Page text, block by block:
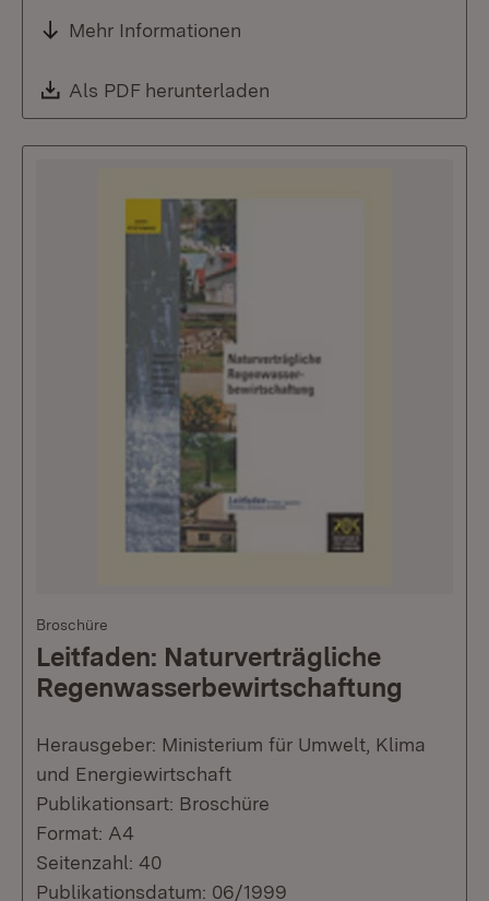
Mehr Informationen
Download:
Als PDF herunterladen
Broschüre
Leitfaden: Naturverträgliche
Regenwasserbewirtschaftung
Herausgeber: Ministerium für Umwelt, Klima
und Energiewirtschaft
Publikationsart: Broschüre
Format: A4
Seitenzahl: 40
Publikationsdatum: 06/1999